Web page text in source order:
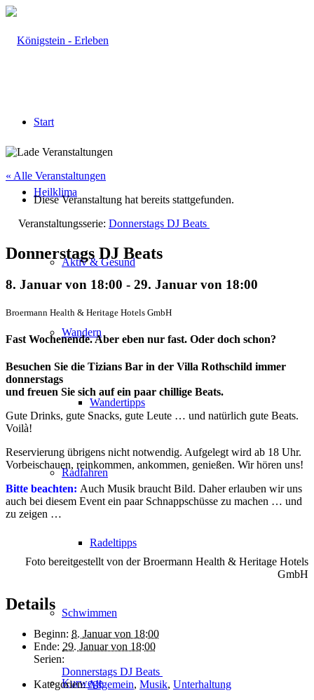
Start
Heilklima
Aktiv & Gesund
Wandern
Wandertipps
Radfahren
Radeltipps
Schwimmen
Kurwege
« Alle Veranstaltungen
Diese Veranstaltung hat bereits stattgefunden.
Veranstaltungsserie: Donnerstags DJ Beats
Donnerstags DJ Beats
8. Januar von 18:00 - 29. Januar von 18:00
Broermann Health & Heritage Hotels GmbH
Fast Wochenende. Aber eben nur fast. Oder doch schon?
Besuchen Sie die Tizians Bar in der Villa Rothschild immer
donnerstags
und freuen Sie sich auf ein paar chillige Beats.
Gute Drinks, gute Snacks, gute Leute … und natürlich gute Beats.
Voilà!
Reservierung übrigens nicht notwendig. Aufgelegt wird ab 18 Uhr.
Vorbeischauen, reinkommen, ankommen, genießen. Wir hören uns!
Bitte beachten: Auch Musik braucht Bild. Daher erlauben wir uns
auch bei diesem Event ein paar Schnappschüsse zu machen … und
zu zeigen …
Foto bereitgestellt von der Broermann Health & Heritage Hotels
GmbH
Details
Beginn: 8. Januar von 18:00
Ende: 29. Januar von 18:00
Serien:
Donnerstags DJ Beats
Kategorien:Allgemein, Musik, Unterhaltung